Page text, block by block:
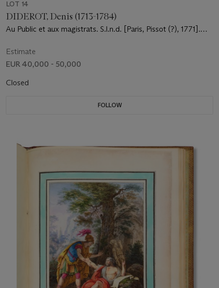
LOT 14
DIDEROT, Denis (1713-1784)
Au Public et aux magistrats. S.l.n.d. [Paris, Pissot (?), 1771].
sur l’origine et les fondemens de l’inégalité parmi les hommes.
Amsterdam : Marc-Michel Rey, 1755. [Relié avec :]
par le sieur Tamponet Docteur de Sorbonne. Leipzig : s.n.,
Estimate
EUR 40,000 - 50,000
Closed
FOLLOW